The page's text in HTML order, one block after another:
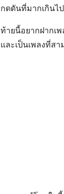
กดดันที่มากเกินไป
ท้ายนี้อยากฝากเ
และเป็นเพลงที่สา